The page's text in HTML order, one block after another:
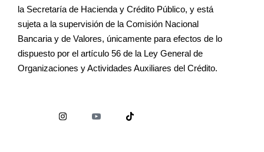
la Secretaría de Hacienda y Crédito Público, y está
sujeta a la supervisión de la Comisión Nacional
Bancaria y de Valores, únicamente para efectos de lo
dispuesto por el artículo 56 de la Ley General de
Organizaciones y Actividades Auxiliares del Crédito.